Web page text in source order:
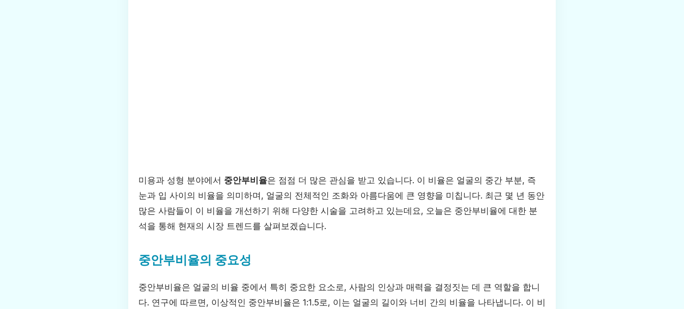
미용과 성형 분야에서 중안부비율은 점점 더 많은 관심을 받고 있습니다. 이 비율은 얼굴의 중간 부분, 즉
눈과 입 사이의 비율을 의미하며, 얼굴의 전체적인 조화와 아름다움에 큰 영향을 미칩니다. 최근 몇 년 동안
많은 사람들이 이 비율을 개선하기 위해 다양한 시술을 고려하고 있는데요, 오늘은 중안부비율에 대한 분
석을 통해 현재의 시장 트렌드를 살펴보겠습니다.
중안부비율의 중요성
중안부비율은 얼굴의 비율 중에서 특히 중요한 요소로, 사람의 인상과 매력을 결정짓는 데 큰 역할을 합니
다. 연구에 따르면, 이상적인 중안부비율은 1:1.5로, 이는 얼굴의 길이와 너비 간의 비율을 나타냅니다. 이 비